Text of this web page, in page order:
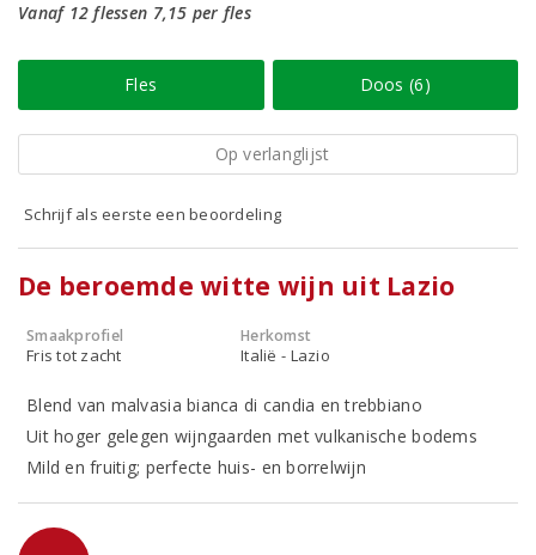
Vanaf 12 flessen 7,15 per fles
Fles Doos (6)
Op verlanglijst
Schrijf als eerste een beoordeling
De beroemde witte wijn uit Lazio
Smaakprofiel
Fris tot zacht
Herkomst
Italië - Lazio
Blend van malvasia bianca di candia en trebbiano
Uit hoger gelegen wijngaarden met vulkanische bodems
Mild en fruitig; perfecte huis- en borrelwijn